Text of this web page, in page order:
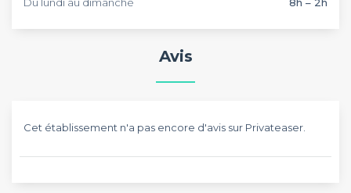
Avis
Cet établissement n'a pas encore d'avis sur Privateaser.